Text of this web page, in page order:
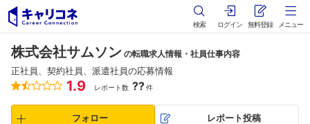
検索 ログイン 無料登録 メニュー
株式会社サムソン の転職求人情報・社員仕事内容
正社員、契約社員、派遣社員の応募情報
1.9 レポート数 ??件
フォロー レポート投稿